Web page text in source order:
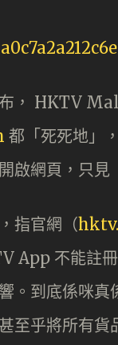
， HKTV
都「死死地」
啟網頁，只
指官網（
App 不能註
。到底係咪
至乎將所有